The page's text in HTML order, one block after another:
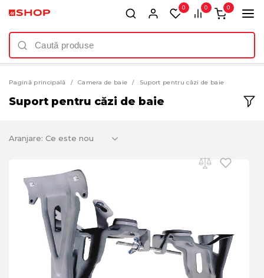
0 0 0
Pagină principală Camera de baie Suport pentru căzi de baie
Suport pentru căzi de baie
Aranjare: